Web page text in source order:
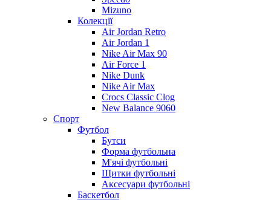
Mizuno
Колекції
Air Jordan Retro
Air Jordan 1
Nike Air Max 90
Air Force 1
Nike Dunk
Nike Air Max
Crocs Classic Clog
New Balance 9060
Спорт
Футбол
Бутси
Форма футбольна
М'ячі футбольні
Щитки футбольні
Аксесуари футбольні
Баскетбол